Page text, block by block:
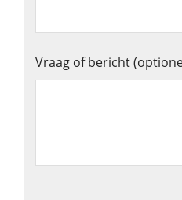
Vraag of bericht